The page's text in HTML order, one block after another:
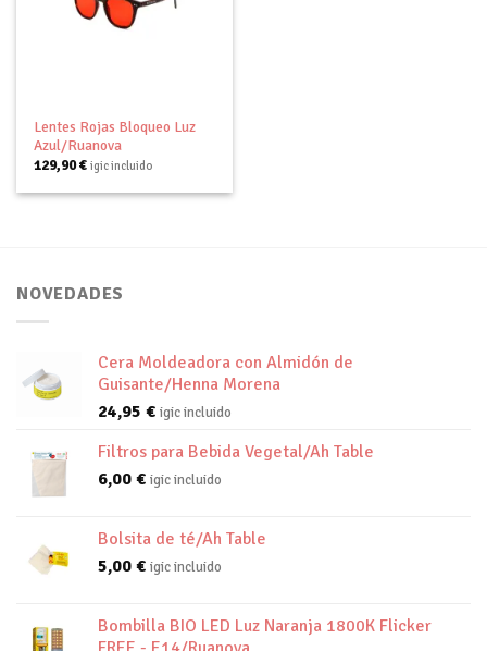
Lentes Rojas Bloqueo Luz
Azul/Ruanova
129,90€ igic incluido
NOVEDADES
Cera Moldeadora con Almidón de
Guisante/Henna Morena
24,95 € igic incluido
Filtros para Bebida Vegetal/Ah Table
6,00 € igic incluido
Bolsita de té/Ah Table
5,00 € igic incluido
Bombilla BIO LED Luz Naranja 1800K Flicker